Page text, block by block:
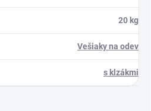
20 kg
Vešiaky na odev
s klzákmi